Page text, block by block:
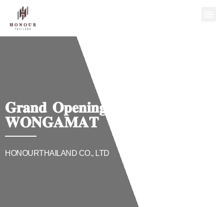
𝐆𝐫𝐚𝐧𝐝 𝐎𝐩𝐞𝐧𝐢𝐧𝐠 — 𝐎𝐍𝐂𝐄
𝐖𝐎𝐍𝐆𝐀𝐌𝐀𝐓
HONOURTHAILAND CO., LTD